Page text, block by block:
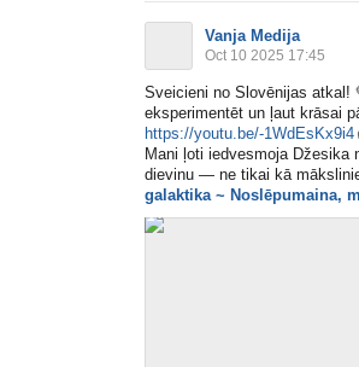
Vanja Medija
Oct 10 2025 17:45
Sveicieni no Slovēnijas atkal!
eksperimentēt un ļaut krāsai
https://youtu.be/-1WdEsKx9i4
Mani ļoti iedvesmoja Džesika
dievinu — ne tikai kā
galaktika ~ Noslēpumaina,